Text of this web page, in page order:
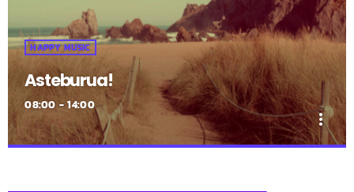
HAPPY MUSIC
Asteburua!
08:00 - 14:00
more_vert